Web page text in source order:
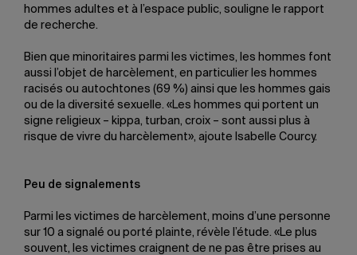
hommes adultes et à l’espace public, souligne le rapport
de recherche.
Bien que minoritaires parmi les victimes, les hommes font
aussi l’objet de harcèlement, en particulier les hommes
racisés ou autochtones (69 %) ainsi que les hommes gais
ou de la diversité sexuelle. «Les hommes qui portent un
signe religieux – kippa, turban, croix – sont aussi plus à
risque de vivre du harcèlement», ajoute Isabelle Courcy.
Peu de signalements
Parmi les victimes de harcèlement, moins d’une personne
sur 10 a signalé ou porté plainte, révèle l’étude. «Le plus
souvent, les victimes craignent de ne pas être prises au